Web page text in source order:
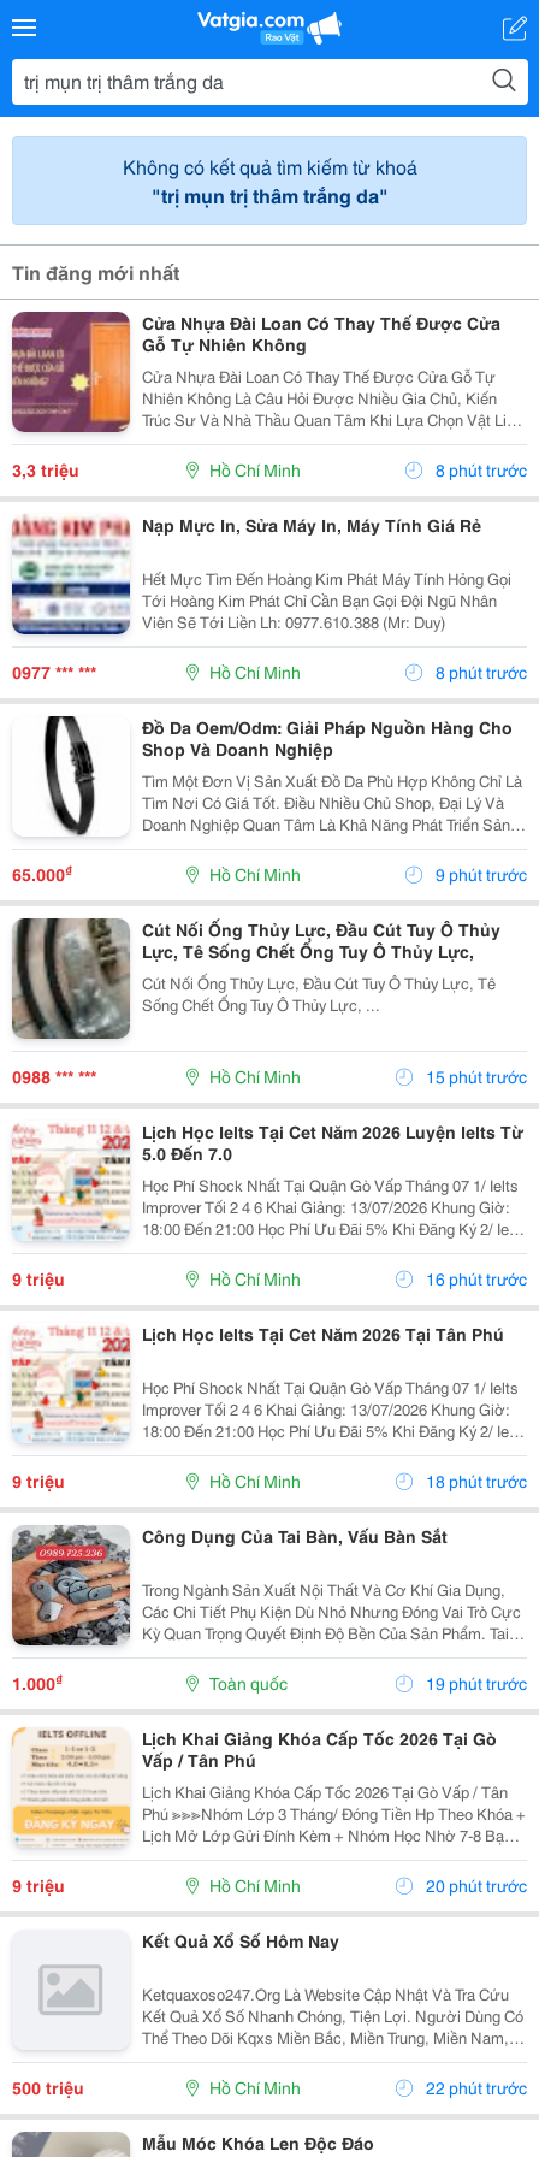
Không có kết quả tìm kiếm từ khoá
"trị mụn trị thâm trắng da"
Tin đăng mới nhất
Cửa Nhựa Đài Loan Có Thay Thế Được Cửa
Gỗ Tự Nhiên Không
Cửa Nhựa Đài Loan Có Thay Thế Được Cửa Gỗ Tự
Nhiên Không Là Câu Hỏi Được Nhiều Gia Chủ, Kiến
Trúc Sư Và Nhà Thầu Quan Tâm Khi Lựa Chọn Vật Liệu
Cửa Cho Các Công Trình Hiện Đại. Trong Bối Cảnh Giá
Gỗ Tự Nhiên Ngày Càng Cao, Khai Thác Gỗ Gây Áp
Lực Lên...
3,3 triệu Hồ Chí Minh 8 phút trước
Nạp Mực In, Sửa Máy In, Máy Tính Giá Rẻ
Hết Mực Tìm Đến Hoàng Kim Phát Máy Tính Hỏng Gọi
Tới Hoàng Kim Phát Chỉ Cần Bạn Gọi Đội Ngũ Nhân
Viên Sẽ Tới Liền Lh: 0977.610.388 (Mr: Duy)
0977 *** *** Hồ Chí Minh 8 phút trước
Đồ Da Oem/Odm: Giải Pháp Nguồn Hàng Cho
Shop Và Doanh Nghiệp
Tìm Một Đơn Vị Sản Xuất Đồ Da Phù Hợp Không Chỉ Là
Tìm Nơi Có Giá Tốt. Điều Nhiều Chủ Shop, Đại Lý Và
Doanh Nghiệp Quan Tâm Là Khả Năng Phát Triển Sản
Phẩm, Duy Trì Nguồn Hàng Ổn Định Và Hỗ Trợ Lâu Dài.
Khi Làm Việc Trực Tiếp Với Đơn Vị Sản Xuất,...
65.000₫ Hồ Chí Minh 9 phút trước
Cút Nối Ống Thủy Lực, Đầu Cút Tuy Ô Thủy
Lực, Tê Sống Chết Ống Tuy Ô Thủy Lực,
Cút Nối Ống Thủy Lực, Đầu Cút Tuy Ô Thủy Lực, Tê
Sống Chết Ống Tuy Ô Thủy Lực, ...
0988 *** *** Hồ Chí Minh 15 phút trước
Lịch Học Ielts Tại Cet Năm 2026 Luyện Ielts Từ
5.0 Đến 7.0
Học Phí Shock Nhất Tại Quận Gò Vấp Tháng 07 1/ Ielts
Improver Tối 2 4 6 Khai Giảng: 13/07/2026 Khung Giờ:
18:00 Đến 21:00 Học Phí Ưu Đãi 5% Khi Đăng Ký 2/ Ielts
Basic Tối 3 5 7 Khai Giảng: 07//07/2026 Khung Giờ:
18:00 Đến 21:00 ...
9 triệu Hồ Chí Minh 16 phút trước
Lịch Học Ielts Tại Cet Năm 2026 Tại Tân Phú
Học Phí Shock Nhất Tại Quận Gò Vấp Tháng 07 1/ Ielts
Improver Tối 2 4 6 Khai Giảng: 13/07/2026 Khung Giờ:
18:00 Đến 21:00 Học Phí Ưu Đãi 5% Khi Đăng Ký 2/ Ielts
Basic Tối 3 5 7 Khai Giảng: 07//07/2026 Khung Giờ:
18:00 Đến 21:00 ...
9 triệu Hồ Chí Minh 18 phút trước
Công Dụng Của Tai Bàn, Vấu Bàn Sắt
Trong Ngành Sản Xuất Nội Thất Và Cơ Khí Gia Dụng,
Các Chi Tiết Phụ Kiện Dù Nhỏ Nhưng Đóng Vai Trò Cực
Kỳ Quan Trọng Quyết Định Độ Bền Của Sản Phẩm. Tai
Bàn Sắt (Hay Còn Gọi Là Tai Sắt Cho Bàn Ghế, Vấu Bàn
Sắt, Tai Khóa, Tai Khóa Sắt ) Chính Là Một...
1.000₫ Toàn quốc 19 phút trước
Lịch Khai Giảng Khóa Cấp Tốc 2026 Tại Gò
Vấp / Tân Phú
Lịch Khai Giảng Khóa Cấp Tốc 2026 Tại Gò Vấp / Tân
Phú ≫≫≫Nhóm Lớp 3 Tháng/ Đóng Tiền Hp Theo Khóa +
Lịch Mở Lớp Gửi Đính Kèm + Nhóm Học Nhờ 7-8 Bạn/
Lớp + Giáo Trình Ielts Có Band Điểm Lộ Trình, Sách
Nước Ngoài Bám Sát + Chia Đều 4 Kỹ...
9 triệu Hồ Chí Minh 20 phút trước
Kết Quả Xổ Số Hôm Nay
Ketquaxoso247.Org Là Website Cập Nhật Và Tra Cứu
Kết Quả Xổ Số Nhanh Chóng, Tiện Lợi. Người Dùng Có
Thể Theo Dõi Kqxs Miền Bắc, Miền Trung, Miền Nam,
Vietlott Trực Tiếp Theo Từng Ngày Với Thông Tin Chi
Tiết, Dễ Dàng Tìm Kiếm Và Tra Cứu Trên Nhiều...
500 triệu Hồ Chí Minh 22 phút trước
Mẫu Móc Khóa Len Độc Đáo